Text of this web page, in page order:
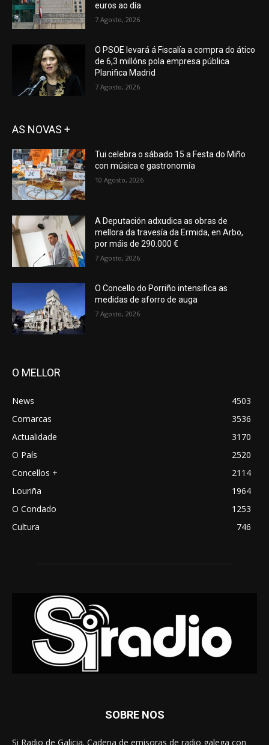
euros ao día
7 Agosto, 2026
O PSOE levará á Fiscalía a compra do ático
de 6,3 millóns pola empresa pública
Planifica Madrid
7 Agosto, 2026
AS NOVAS +
Tui celebra o sábado 15 a Festa do Miño
con música e gastronomía
10 Agosto, 2026
A Deputación adxudica as obras de
mellora da travesía da Ermida, en Arbo,
por máis de 290.000 €
7 Agosto, 2026
O Concello do Porriño intensifica as
medidas de aforro de auga
7 Agosto, 2026
O MELLOR
News
4503
Comarcas
3536
Actualidade
3170
O País
2520
Concellos +
2114
Louriña
1964
O Condado
1253
Cultura
746
SOBRE NOS
Si Radio de Galicia. Cadena de emisoras de radio galega con